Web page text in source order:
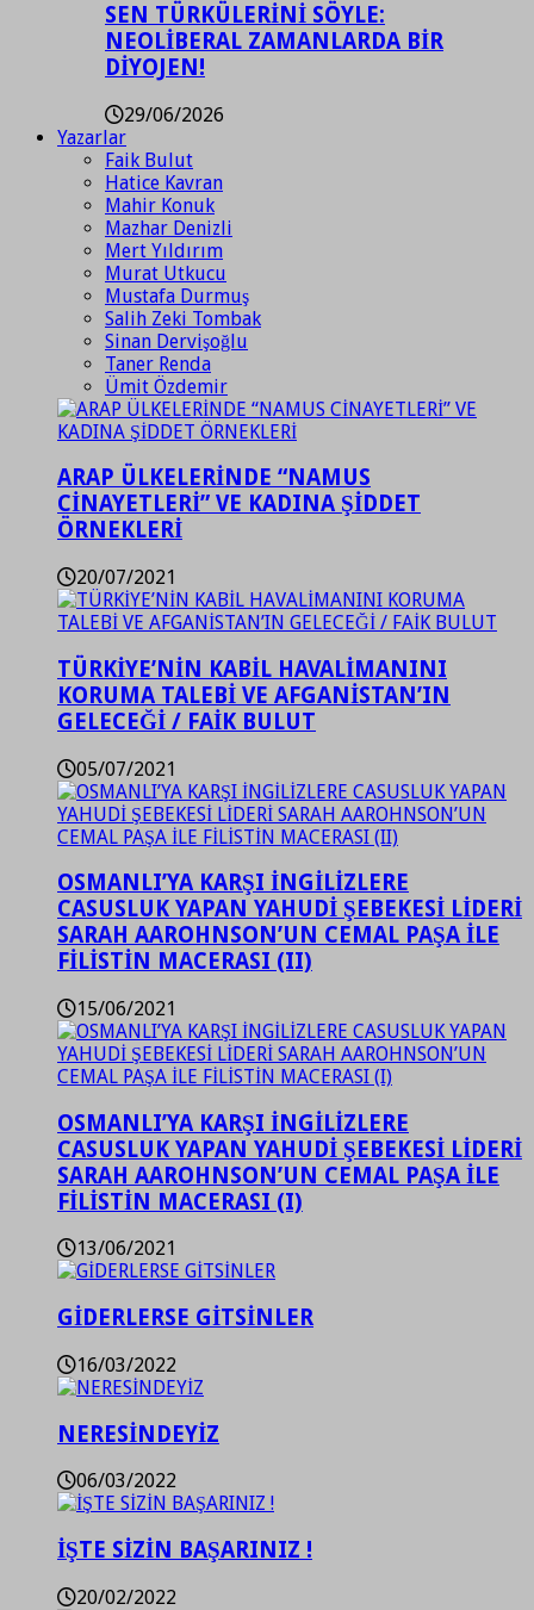
SEN TÜRKÜLERİNİ SÖYLE:
NEOLİBERAL ZAMANLARDA BİR
DİYOJEN!
29/06/2026
Yazarlar
Faik Bulut
Hatice Kavran
Mahir Konuk
Mazhar Denizli
Mert Yıldırım
Murat Utkucu
Mustafa Durmuş
Salih Zeki Tombak
Sinan Dervişoğlu
Taner Renda
Ümit Özdemir
ARAP ÜLKELERİNDE “NAMUS
CİNAYETLERİ” VE KADINA ŞİDDET
ÖRNEKLERİ
20/07/2021
TÜRKİYE’NİN KABİL HAVALİMANINI
KORUMA TALEBİ VE AFGANİSTAN’IN
GELECEĞİ / FAİK BULUT
05/07/2021
OSMANLI’YA KARŞI İNGİLİZLERE
CASUSLUK YAPAN YAHUDİ ŞEBEKESİ LİDERİ
SARAH AAROHNSON’UN CEMAL PAŞA İLE
FİLİSTİN MACERASI (II)
15/06/2021
OSMANLI’YA KARŞI İNGİLİZLERE
CASUSLUK YAPAN YAHUDİ ŞEBEKESİ LİDERİ
SARAH AAROHNSON’UN CEMAL PAŞA İLE
FİLİSTİN MACERASI (I)
13/06/2021
GİDERLERSE GİTSİNLER
16/03/2022
NERESİNDEYİZ
06/03/2022
İŞTE SİZİN BAŞARINIZ !
20/02/2022